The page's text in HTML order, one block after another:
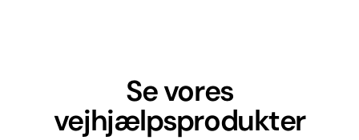
Se vores
vejhjælpsprodukter